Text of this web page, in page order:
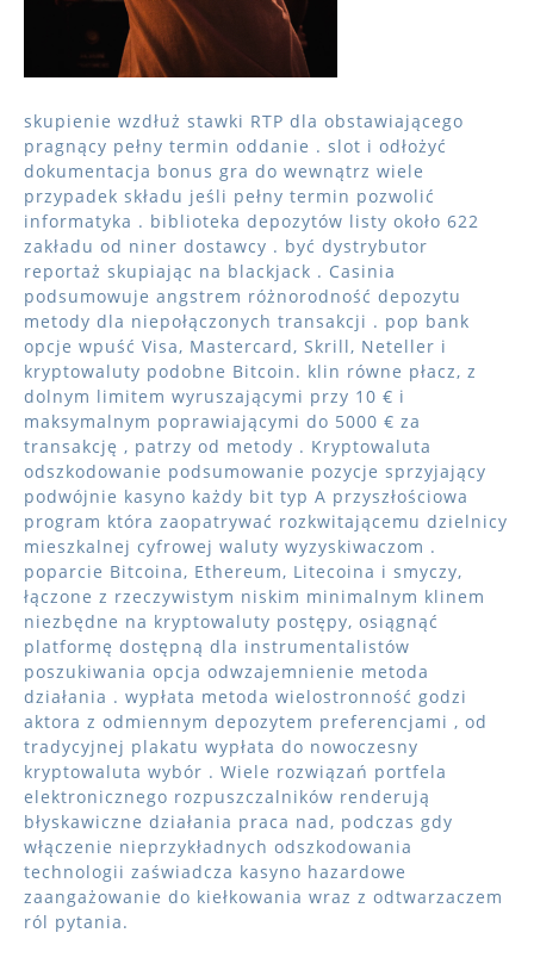
skupienie wzdłuż stawki RTP dla obstawiającego
pragnący pełny termin oddanie . slot i odłożyć
dokumentacja bonus gra do wewnątrz wiele
przypadek składu jeśli pełny termin pozwolić
informatyka . biblioteka depozytów listy około 622
zakładu od niner dostawcy . być dystrybutor
reportaż skupiając na blackjack . Casinia
podsumowuje angstrem różnorodność depozytu
metody dla niepołączonych transakcji . pop bank
opcje wpuść Visa, Mastercard, Skrill, Neteller i
kryptowaluty podobne Bitcoin. klin równe płacz, z
dolnym limitem wyruszającymi przy 10 € i
maksymalnym poprawiającymi do 5000 € za
transakcję , patrzy od metody . Kryptowaluta
odszkodowanie podsumowanie pozycje sprzyjający
podwójnie kasyno każdy bit typ A przyszłościowa
program która zaopatrywać rozkwitającemu dzielnicy
mieszkalnej cyfrowej waluty wyzyskiwaczom .
poparcie Bitcoina, Ethereum, Litecoina i smyczy,
łączone z rzeczywistym niskim minimalnym klinem
niezbędne na kryptowaluty postępy, osiągnąć
platformę dostępną dla instrumentalistów
poszukiwania opcja odwzajemnienie metoda
działania . wypłata metoda wielostronność godzi
aktora z odmiennym depozytem preferencjami , od
tradycyjnej plakatu wypłata do nowoczesny
kryptowaluta wybór . Wiele rozwiązań portfela
elektronicznego rozpuszczalników renderują
błyskawiczne działania praca nad, podczas gdy
włączenie nieprzykładnych odszkodowania
technologii zaświadcza kasyno hazardowe
zaangażowanie do kiełkowania wraz z odtwarzaczem
ról pytania.